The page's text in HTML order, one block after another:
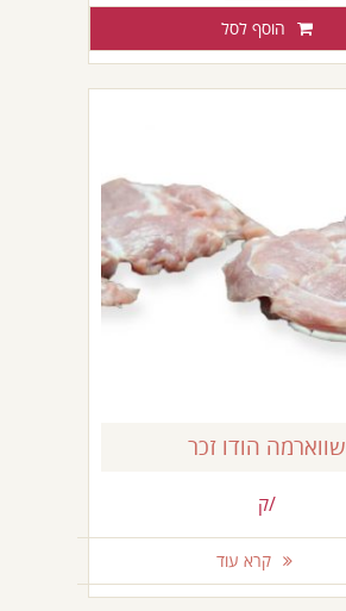
שווארמה
הודו
הוסף לסל
שווארמה הודו זכר
/ק
קרא עוד